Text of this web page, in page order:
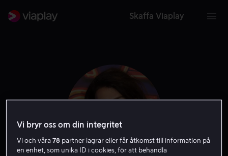
Skaffa Viaplay
Vi bryr oss om din integritet
Vi och våra78 partner lagrar eller får åtkomst till information på
en enhet, som unika ID i cookies, för att behandla